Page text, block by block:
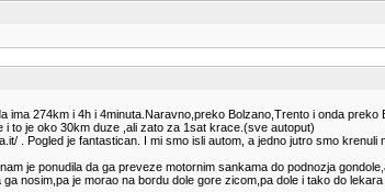
274km i 4h i 4minuta.Naravno,preko Bolzano,Trento i onda
to je oko 30km duze ,ali zato za 1sat krace.(sve autoput)
. Pogled je fantastican. I mi smo isli autom, a jedno jutro smo
je ponudila da ga preveze motornim sankama do podnozja
nosim,pa je morao na bordu dole gore zicom,pa dole i tako do lekara